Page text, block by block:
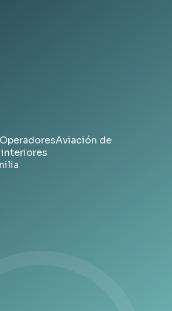
OperadoresAviación de
interiores